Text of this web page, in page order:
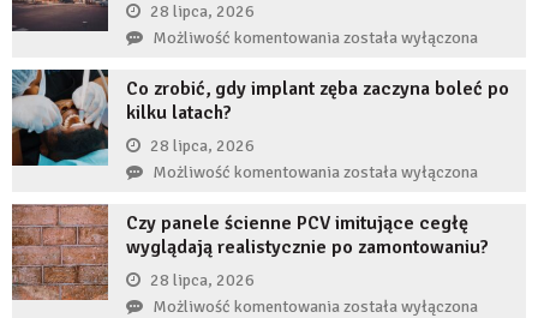
implantem?
przed
komornikiem?
28 lipca, 2026
Możliwość komentowaniaJak
wykorzystują
żeby
zwiększyć
wiarygodność
produktu?
została wyłączona
Co zrobić, gdy implant zęba zaczyna boleć po
kilku latach?
28 lipca, 2026
Możliwość komentowaniaCo
gdy
implant
zaczyna
została wyłączona
Czy panele ścienne PCV imitujące cegłę
wyglądają realistycznie po zamontowaniu?
28 lipca, 2026
Możliwość komentowaniaCzy
została wyłączona